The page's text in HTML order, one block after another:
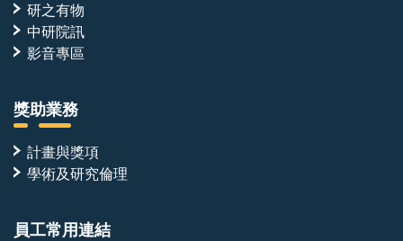
研之有物
中研院訊
影音專區
獎助業務
計畫與獎項
學術及研究倫理
員工常用連結